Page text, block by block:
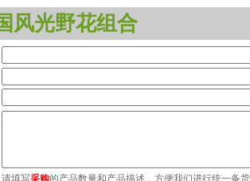
风光野花组合
请填写采购的产品数量和产品描述，方便我们进行统一备